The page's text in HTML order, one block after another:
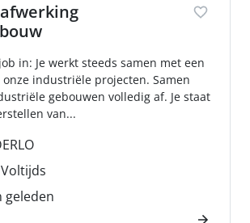
in: Je werkt steeds samen met een
onze industriële projecten. Samen
gebouwen volledig af. Je staat
van...
Voltijds
geleden